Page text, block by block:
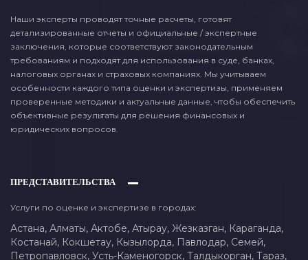
Наши эксперты проводят точные расчеты, готовят
детализированные отчеты и официальные / экспертные
заключения, которые соответствуют законодательным
требованиям и подходят для использования в суде, банках,
налоговых органах и страховых компаниях. Мы учитываем
особенности каждого типа оценки и экспертизы, применяем
проверенные методики и актуальные данные, чтобы обеспечить
объективные результаты для решения финансовых и
юридических вопросов.
ПРЕДСТАВИТЕЛЬСТВА
Услуги по оценке и экспертизе в городах:
Астана, Алматы, Актобе, Атырау, Жезказган, Караганда,
Костанай, Кокшетау, Кызылорда, Павлодар, Семей,
Петропавловск, Усть-Каменогорск, Талдыкорган, Тараз,